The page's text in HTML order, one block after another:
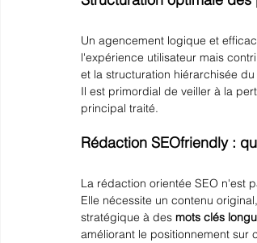
Un agencement logique et
l'expérience utilisateur mais
et la structuration hiérarchisée
Il est primordial de veiller à la
principal traité.
Rédaction SEOfriendly :
La rédaction orientée SEO n'est
Elle nécessite un contenu
stratégique à des mots clés
améliorant le positionnement sur